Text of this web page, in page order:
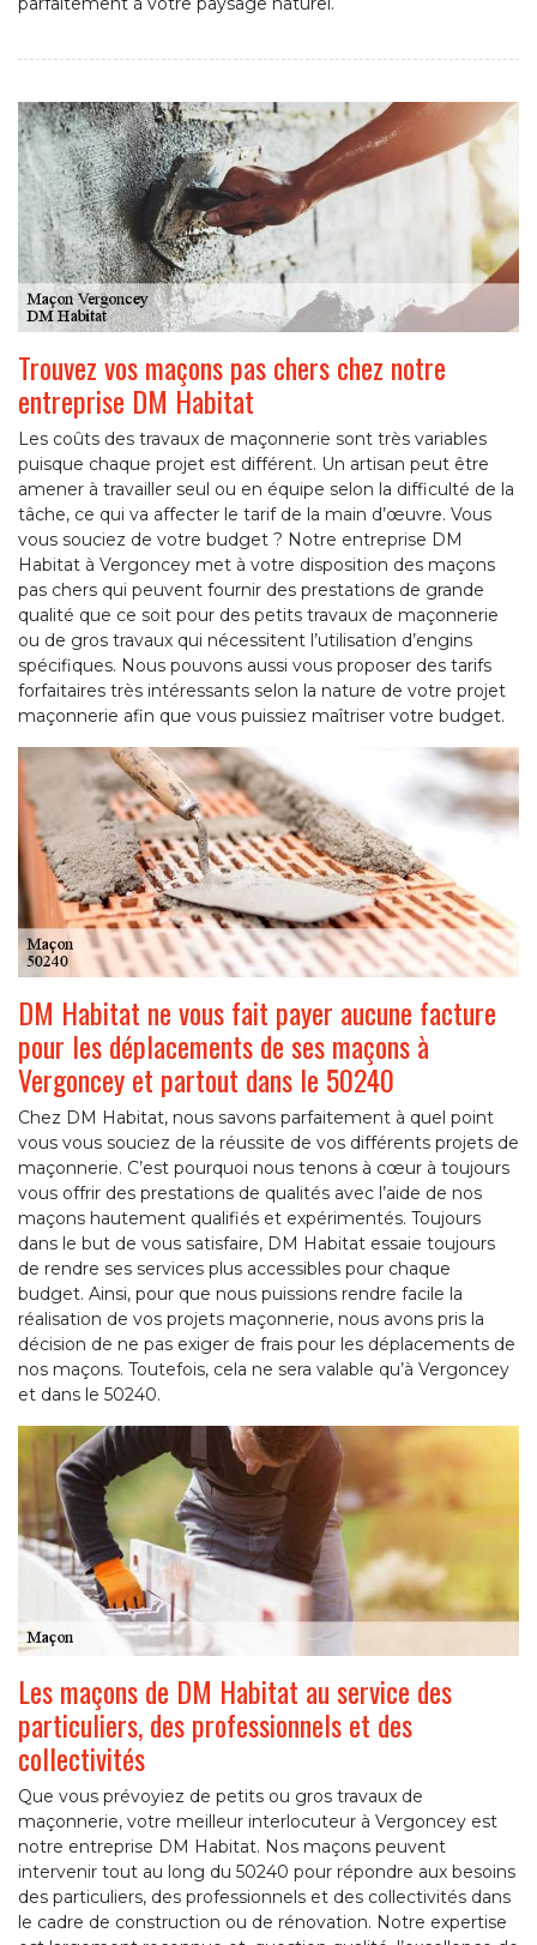
Trouvez vos maçons pas chers chez notre
entreprise DM Habitat
Les coûts des travaux de maçonnerie sont très variables
puisque chaque projet est différent. Un artisan peut être
amener à travailler seul ou en équipe selon la difficulté de la
tâche, ce qui va affecter le tarif de la main d’œuvre. Vous
vous souciez de votre budget ? Notre entreprise DM
Habitat à Vergoncey met à votre disposition des maçons
pas chers qui peuvent fournir des prestations de grande
qualité que ce soit pour des petits travaux de maçonnerie
ou de gros travaux qui nécessitent l’utilisation d’engins
spécifiques. Nous pouvons aussi vous proposer des tarifs
forfaitaires très intéressants selon la nature de votre projet
maçonnerie afin que vous puissiez maîtriser votre budget.
DM Habitat ne vous fait payer aucune facture
pour les déplacements de ses maçons à
Vergoncey et partout dans le 50240
Chez DM Habitat, nous savons parfaitement à quel point
vous vous souciez de la réussite de vos différents projets de
maçonnerie. C’est pourquoi nous tenons à cœur à toujours
vous offrir des prestations de qualités avec l’aide de nos
maçons hautement qualifiés et expérimentés. Toujours
dans le but de vous satisfaire, DM Habitat essaie toujours
de rendre ses services plus accessibles pour chaque
budget. Ainsi, pour que nous puissions rendre facile la
réalisation de vos projets maçonnerie, nous avons pris la
décision de ne pas exiger de frais pour les déplacements de
nos maçons. Toutefois, cela ne sera valable qu’à Vergoncey
et dans le 50240.
Les maçons de DM Habitat au service des
particuliers, des professionnels et des
collectivités
Que vous prévoyiez de petits ou gros travaux de
maçonnerie, votre meilleur interlocuteur à Vergoncey est
notre entreprise DM Habitat. Nos maçons peuvent
intervenir tout au long du 50240 pour répondre aux besoins
des particuliers, des professionnels et des collectivités dans
le cadre de construction ou de rénovation. Notre expertise